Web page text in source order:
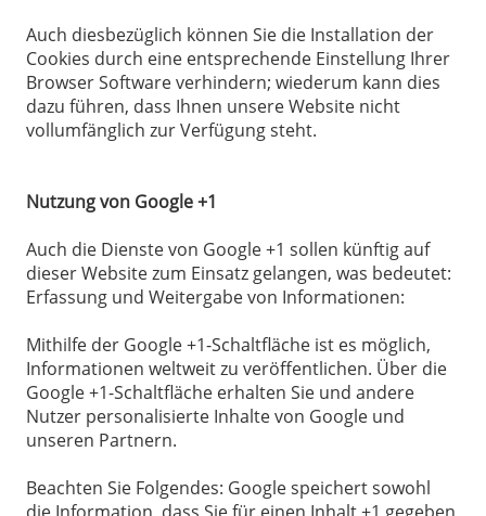
Auch diesbezüglich können Sie die Installation der
Cookies durch eine entsprechende Einstellung Ihrer
Browser Software verhindern; wiederum kann dies
dazu führen, dass Ihnen unsere Website nicht
vollumfänglich zur Verfügung steht.
Nutzung von Google +1
Auch die Dienste von Google +1 sollen künftig auf
dieser Website zum Einsatz gelangen, was bedeutet:
Erfassung und Weitergabe von Informationen:
Mithilfe der Google +1-Schaltfläche ist es möglich,
Informationen weltweit zu veröffentlichen. Über die
Google +1-Schaltfläche erhalten Sie und andere
Nutzer personalisierte Inhalte von Google und
unseren Partnern.
Beachten Sie Folgendes: Google speichert sowohl